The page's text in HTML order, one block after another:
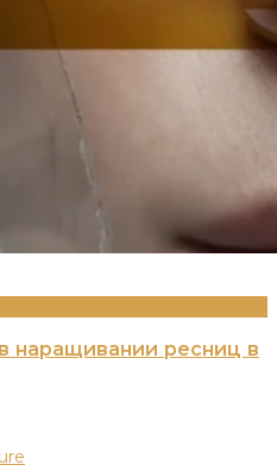
наращивании ресниц в